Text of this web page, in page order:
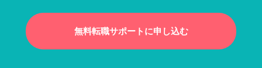
無料転職サポートに申し込む